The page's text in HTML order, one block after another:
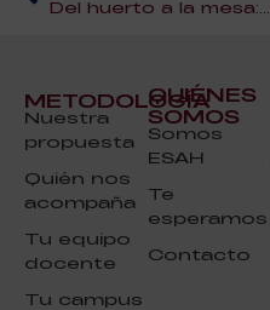
METODOLOGÍA
Nuestra
propuesta
Quién nos
acompaña
Tu equipo
docente
Tu campus
QUIÉNES
SOMOS
Somos
ESAH
Te
esperamos
Contacto